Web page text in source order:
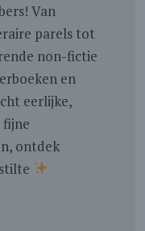
Van
parels tot
non-fictie
en
eerlijke,
fijne
ontdek